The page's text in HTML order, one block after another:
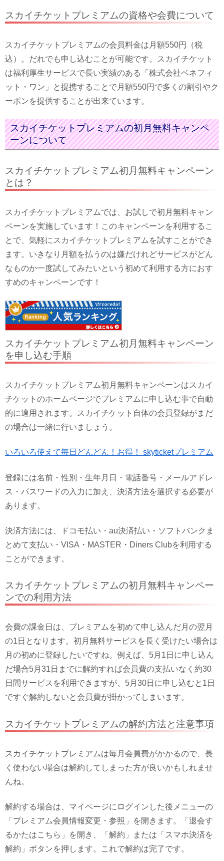
スカイチケットプレミアムの資格や会費について
スカイチケットプレミアムの会員料金は月額550円（税
込）。だれでも申し込むことが可能です。スカイチケット
は福利厚生サービスで長い実績のある「株式会社ベネフィ
ット・ワン」と提携することで月額550円で多くの割引やク
ーポンを提供することが出来ています。
スカイチケットプレミアムの初月無料キャンペ
ーンについて
スカイチケットプレミアム初月無料キャンペーン
とは？
スカイチケットプレミアムでは、お試しで初月無料キャン
ペーンを実施しています！このキャンペーンを利用するこ
とで、気軽にスカイチケットプレミアムを試すことができ
ます。いきなり月額を払うのは嫌だけれどサービスがどん
なものか一度試してみたいという初めて利用する方におす
すめのキャンペーンです！
スカイチケットプレミアム初月無料キャンペーン
を申し込む手順
スカイチケットプレミアム初月無料キャンペーンはスカイ
チケットのホームページでプレミアムに申し込む事で自動
的に適用されます。スカイチケット自体の会員登録がまだ
の場合は一緒に行いましょう。
いろいろ使えて毎日どんどん！お得！ skyticketプレミアム
登録には名前・性別・生年月日・電話番号・メールアドレ
ス・パスワードの入力に加え、決済方法を選択する必要が
あります。
決済方法には、ドコモ払い・au決済払い・ソフトバンクま
とめて支払い・VISA・MASTER・Diners Clubを利用する
ことができます。
スカイチケットプレミアムの初月無料キャンペー
ンでの利用方法
会費の課金日は、プレミアムを初めて申し込んだ月の翌月
の1日となります。初月無料サービスを長く受けたい場合は
月の初めに登録したいですね。例えば、5月1日に申し込ん
だ場合5月31日までに解約すれば会員費の支払いなく約30
日間サービスを利用できますが、5月30日に申し込むと1日
ですぐ解約しないと会員費が掛かってしまいます。
スカイチケットプレミアムの解約方法と注意事項
スカイチケットプレミアムは毎月会員費がかかるので、長
く使わない場合は解約してしまった方が良いかもしれませ
んね。
解約する場合は、マイページにログインした後メニューの
「プレミアム会員情報変更・参照」を開きます。「退会す
るかたはこちら」を開き、「解約」または「スマホ決済を
解約」ボタンを押します。これで解約は完了です。